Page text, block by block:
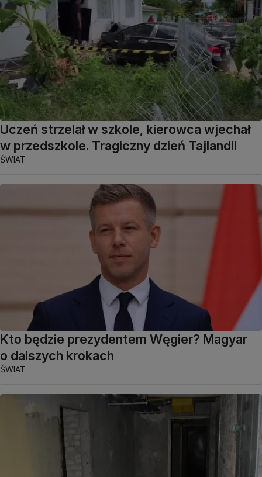
Uczeń strzelał w szkole, kierowca wjechał
w przedszkole. Tragiczny dzień Tajlandii
ŚWIAT
Kto będzie prezydentem Węgier? Magyar
o dalszych krokach
ŚWIAT